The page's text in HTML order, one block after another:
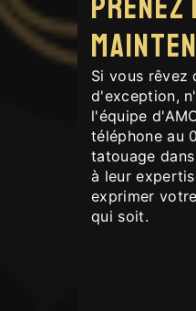
Si vous rêvez
d'exception,
l'équipe
téléphone au
tatouage
à leur
exprimer
qui soit.